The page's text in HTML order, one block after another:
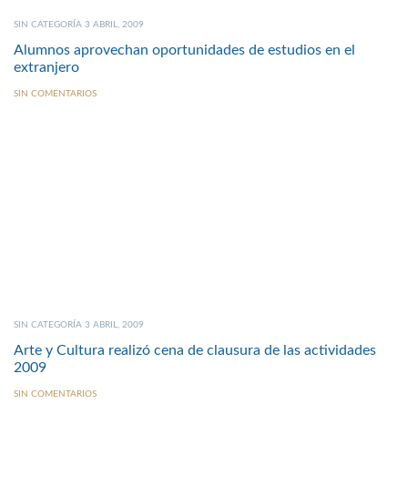
SIN CATEGORÍA 3 ABRIL, 2009
Alumnos aprovechan oportunidades de estudios en el
extranjero
SIN COMENTARIOS
SIN CATEGORÍA 3 ABRIL, 2009
Arte y Cultura realizó cena de clausura de las actividades
2009
SIN COMENTARIOS